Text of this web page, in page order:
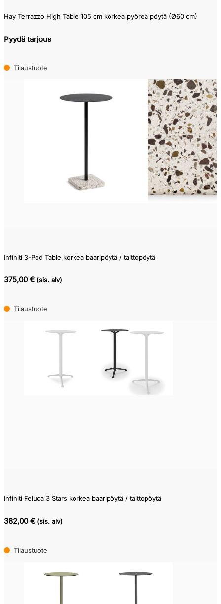
Hay Terrazzo High Table 105 cm korkea pyöreä pöytä (Ø60 cm)
Pyydä tarjous
Tilaustuote
Infiniti 3-Pod Table korkea baaripöytä / taittopöytä
375,00 € (sis. alv)
Tilaustuote
Infiniti Feluca 3 Stars korkea baaripöytä / taittopöytä
382,00 € (sis. alv)
Tilaustuote